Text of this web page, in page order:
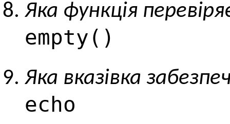
Яка функція
empty()
Яка вказівка
echo